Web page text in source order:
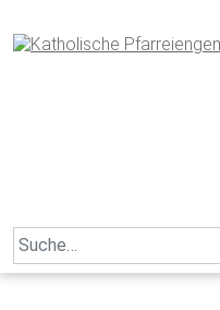
to
content
Search
for: